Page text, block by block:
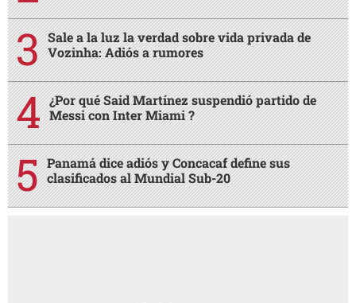
Sale a la luz la verdad sobre vida privada de
Vozinha: Adiós a rumores
¿Por qué Said Martínez suspendió partido de
Messi con Inter Miami ?
Panamá dice adiós y Concacaf define sus
clasificados al Mundial Sub-20